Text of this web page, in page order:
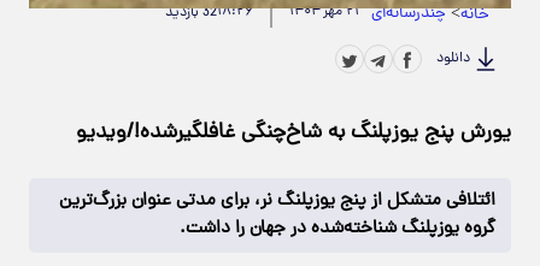
خانه>چندرسانه‌ای ۲۱ مهر ۱۴۰۴ ۱۸:۲۶32 بازدید
دانلود
یورش پنج یوزپلنگ به شاخ‌چنگی غافلگیرشده!/ویدیو
ائتلافی متشکل از پنج یوزپلنگ نر، برای مدتی عنوان بزرگ‌ترین
گروه یوزپلنگ شناخته‌شده در جهان را داشت.